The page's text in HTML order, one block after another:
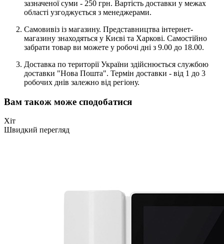
зазначеної суми - 250 грн. Вартість доставки у межах
області узгоджується з менеджерами.
Самовивіз із магазину. Представництва інтернет-
магазину знаходяться у Києві та Харкові. Самостійно
забрати товар ви можете у робочі дні з 9.00 до 18.00.
Доставка по території України здійснюється службою
доставки "Нова Пошта". Термін доставки - від 1 до 3
робочих днів залежно від регіону.
Вам також може сподобатися
Хіт
Швидкий перегляд